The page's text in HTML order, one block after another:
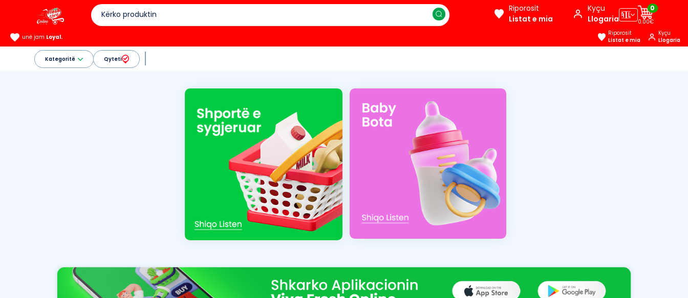
Riporosit
Listat e mia
Kyçu
Llogaria🇦🇱
0
0.00€
unë jam Loyal.
Riporosit
Listat e mia
Kyçu
Llogaria
Kategoritë Qyteti